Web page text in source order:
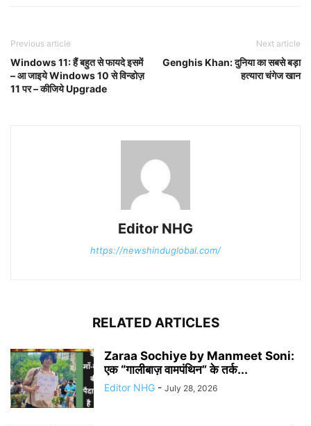
Previous article
Windows 11: हैं बहुत से फायदे इसमें
– आ जाइये Windows 10 से विन्डोज़
11 पर – कीजिये Upgrade
Next article
Genghis Khan: दुनिया का सबसे बड़ा
हत्यारा चंगेज खान
Editor NHG
https://newshinduglobal.com/
RELATED ARTICLES
Zaraa Sochiye by Manmeet Soni:
एक “गालीबाज़ वामपंथिन” के तर्क...
Editor NHG - July 28, 2026